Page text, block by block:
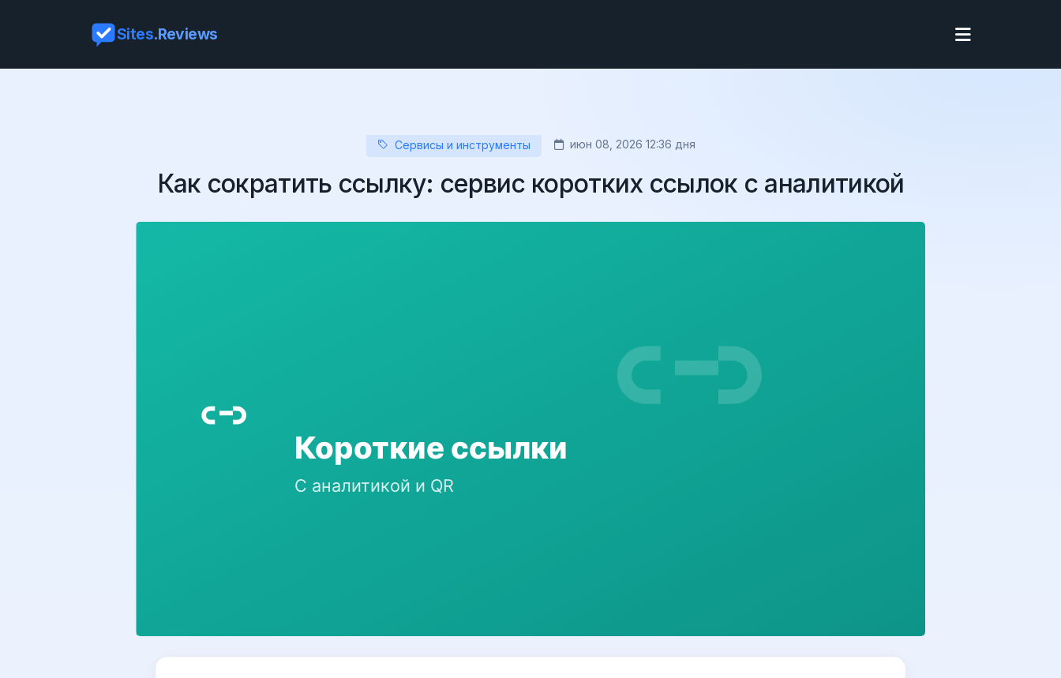
Sites.Reviews
Сервисы и инструменты июн 08, 2026 12:36 дня
Как сократить ссылку: сервис коротких ссылок с аналитикой